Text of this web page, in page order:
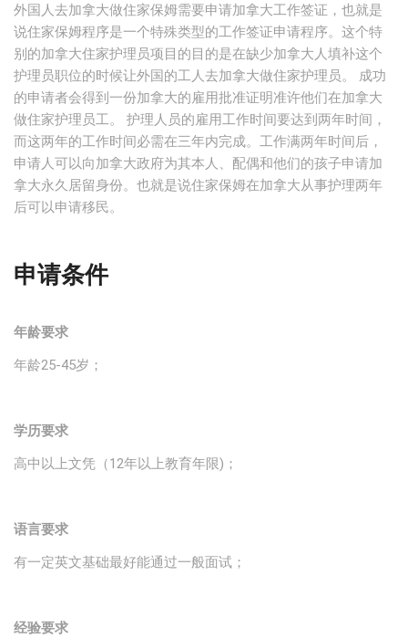
外国人去加拿大做住家保姆需要申请加拿大工作签证，也就是
说住家保姆程序是一个特殊类型的工作签证申请程序。这个特
别的加拿大住家护理员项目的目的是在缺少加拿大人填补这个
护理员职位的时候让外国的工人去加拿大做住家护理员。 成功
的申请者会得到一份加拿大的雇用批准证明准许他们在加拿大
做住家护理员工。 护理人员的雇用工作时间要达到两年时间，
而这两年的工作时间必需在三年内完成。工作满两年时间后，
申请人可以向加拿大政府为其本人、配偶和他们的孩子申请加
拿大永久居留身份。也就是说住家保姆在加拿大从事护理两年
后可以申请移民。
申请条件
年龄要求
年龄25-45岁；
学历要求
高中以上文凭（12年以上教育年限)；
语言要求
有一定英文基础最好能通过一般面试；
经验要求